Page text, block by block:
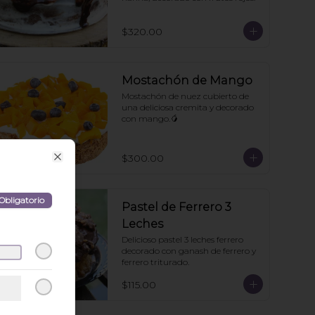
$320.00
Mostachón de Mango
Mostachón de nuez cubierto de
una deliciosa cremita y decorado
con mango.🥭
$300.00
Pastel de Ferrero 3
Leches
Delicioso pastel 3 leches ferrero
decorado con ganash de ferrero y
ferrero triturado.
$115.00